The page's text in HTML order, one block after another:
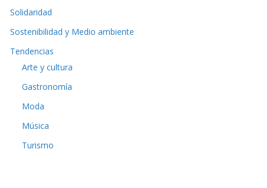
Solidaridad
Sostenibilidad y Medio ambiente
Tendencias
Arte y cultura
Gastronomía
Moda
Música
Turismo